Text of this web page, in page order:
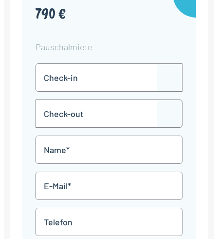
790 €
Pauschalmiete
in
TT
Punkt
MM
JJJJ
TT
Punkt
MM
JJJJ
Mail
*